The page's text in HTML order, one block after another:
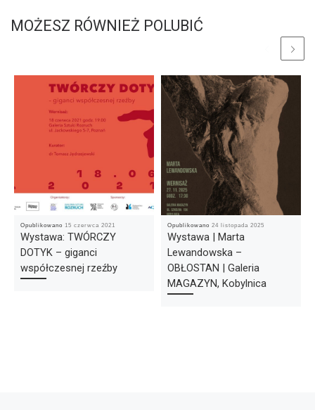
MOŻESZ RÓWNIEŻ POLUBIĆ
Opublikowano 15 czerwca 2021
Wystawa: TWÓRCZY
DOTYK – giganci
współczesnej rzeźby
Opublikowano 24 listopada 2025
Wystawa | Marta
Lewandowska –
OBŁOSTAN | Galeria
MAGAZYN, Kobylnica